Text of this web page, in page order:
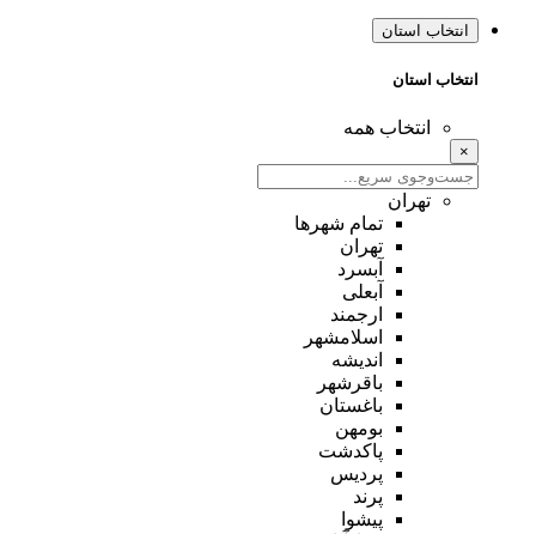
انتخاب استان
انتخاب استان
انتخاب همه
×
تهران
تمام شهر‌ها
تهران
آبسرد
آبعلی
ارجمند
اسلامشهر
اندیشه
باقرشهر
باغستان
بومهن
پاکدشت
پردیس
پرند
پیشوا